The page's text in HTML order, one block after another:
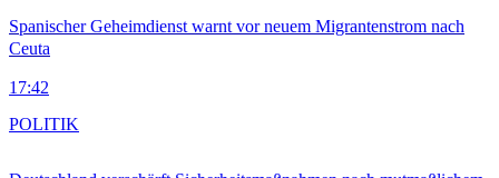
Spanischer Geheimdienst warnt vor neuem Migrantenstrom nach
Ceuta
17:42
POLITIK